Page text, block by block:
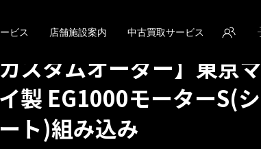
ビス 店舗施設案内 中古買取サービス
カスタムオーダー】東京マ
製 EG1000モーターS(シ
ト)組み込み